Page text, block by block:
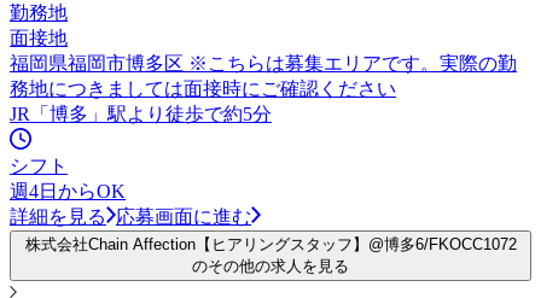
勤務地
面接地
福岡県福岡市博多区 ※こちらは募集エリアです。実際の勤
務地につきましては面接時にご確認ください
JR「博多」駅より徒歩で約5分
シフト
週4日からOK
詳細を見る
応募画面に進む
株式会社Chain Affection【ヒアリングスタッフ】@博多6/FKOCC1072
のその他の求人を見る